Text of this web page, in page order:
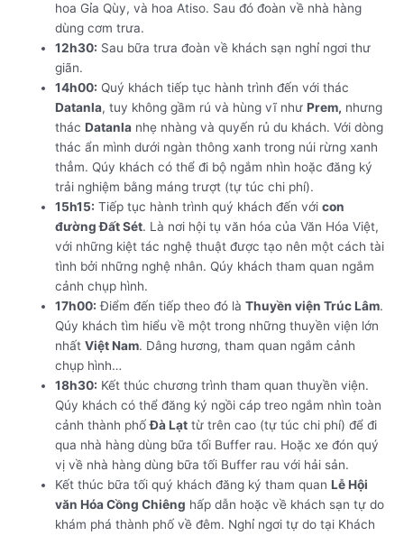
hoa Gỉa Qùy, và hoa Atiso. Sau đó đoàn về nhà hàng
dùng cơm trưa.
12h30: Sau bữa trưa đoàn về khách sạn nghỉ ngơi thư
giãn.
14h00: Quý khách tiếp tục hành trình đến với thác
Datanla, tuy không gầm rú và hùng vĩ nhưPrem, nhưng
thácDatanla nhẹ nhàng và quyến rủ du khách. Với dòng
thác ẩn mình dưới ngàn thông xanh trong núi rừng xanh
thẳm. Qúy khách có thể đi bộ ngắm nhìn hoặc đăng ký
trải nghiệm bằng máng trượt (tự túc chi phí).
15h15: Tiếp tục hành trình quý khách đến vớicon
đường Đất Sét. Là nơi hội tụ văn hóa của Văn Hóa Việt,
với những kiệt tác nghệ thuật được tạo nên một cách tài
tình bởi những nghệ nhân. Qúy khách tham quan ngắm
cảnh chụp hình.
17h00: Điểm đến tiếp theo đó làThuyền viện Trúc Lâm.
Qúy khách tìm hiểu về một trong những thuyền viện lớn
nhấtViệt Nam. Dâng hương, tham quan ngắm cảnh
chụp hình…
18h30: Kết thúc chương trình tham quan thuyền viện.
Qúy khách có thể đăng ký ngồi cáp treo ngắm nhìn toàn
cảnh thành phốĐà Lạt từ trên cao (tự túc chi phí) để đi
qua nhà hàng dùng bữa tối Buffer rau. Hoặc xe đón quý
vị về nhà hàng dùng bữa tối Buffer rau với hải sản.
Kết thúc bữa tối quý khách đăng ký tham quanLễ Hội
văn Hóa Cồng Chiêng hấp dẫn hoặc về khách sạn tự do
khám phá thành phố về đêm. Nghỉ ngơi tự do tại Khách